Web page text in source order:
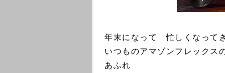
年末になって 忙しくなって
いつものアマゾンフレック
あふれ